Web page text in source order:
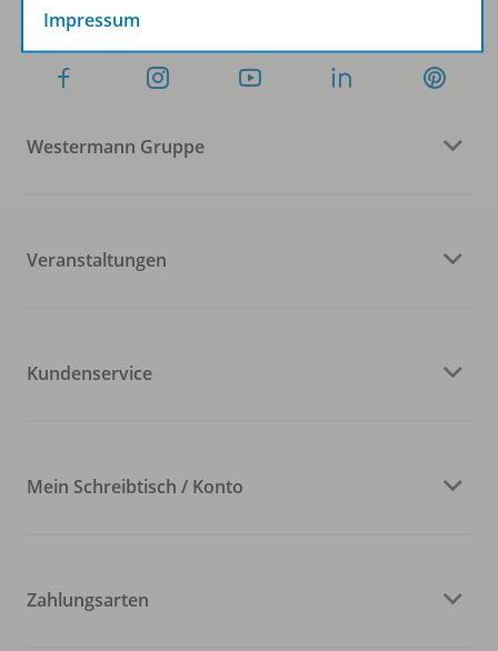
Westermann Gruppe
Veranstaltungen
Kundenservice
Mein Schreibtisch / Konto
Zahlungsarten
Impressum